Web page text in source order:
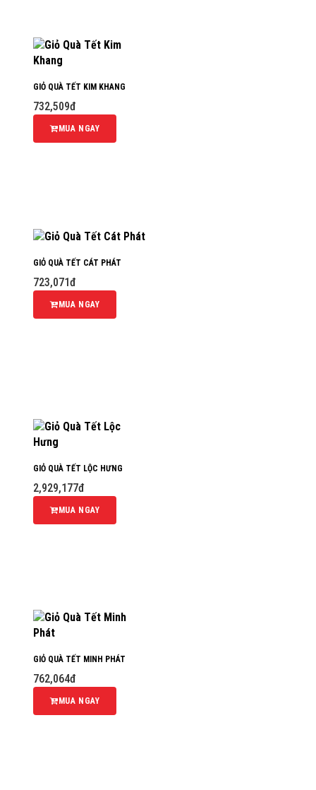
GIỎ QUÀ TẾT KIM KHANG
732,509đ
MUA NGAY
GIỎ QUÀ TẾT CÁT PHÁT
723,071đ
MUA NGAY
GIỎ QUÀ TẾT LỘC HƯNG
2,929,177đ
MUA NGAY
GIỎ QUÀ TẾT MINH PHÁT
762,064đ
MUA NGAY